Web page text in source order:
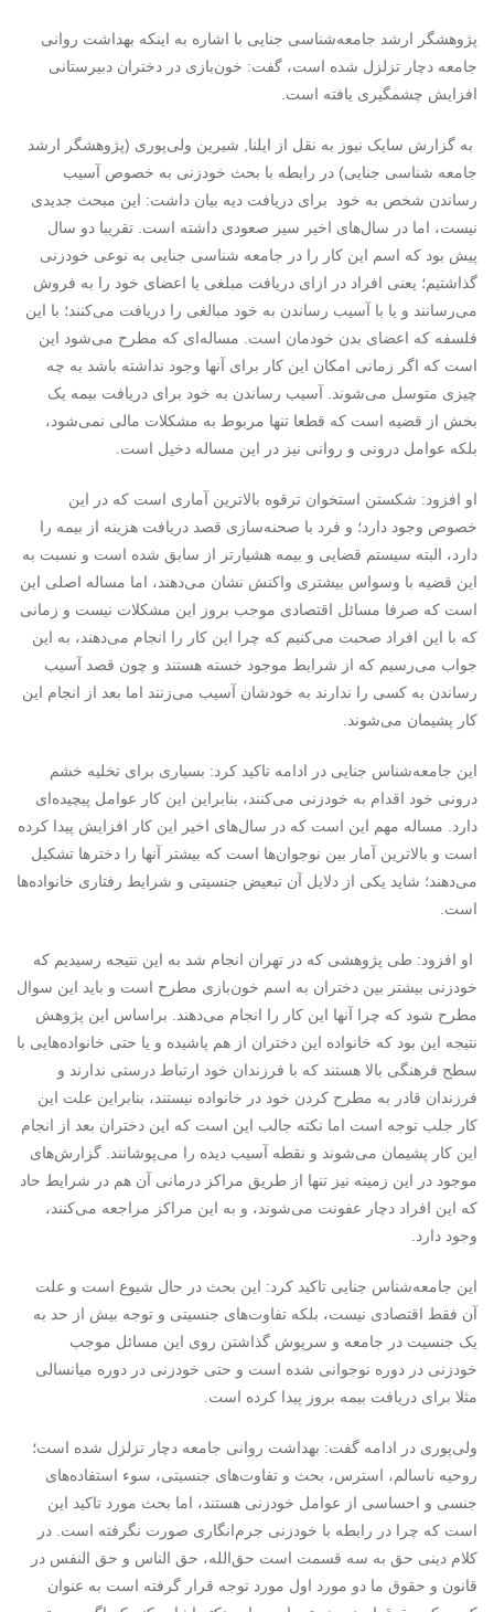
پژوهشگر ارشد جامعه‌شناسی جنایی با اشاره به اینکه بهداشت روانی
جامعه دچار تزلزل شده است، گفت: خون‌بازی در دختران دبیرستانی
افزایش چشمگیری یافته است.
به گزارش سایک نیوز به نقل از ایلنا, شیرین ولی‌پوری (پژوهشگر ارشد
جامعه شناسی جنایی) در رابطه با بحث خودزنی به خصوص آسیب
رساندن شخص به خود برای دریافت دیه بیان داشت: این مبحث جدیدی
نیست، اما در سال‌های اخیر سیر صعودی داشته است. تقریبا دو سال
پیش بود که اسم این کار را در جامعه شناسی جنایی به نوعی خودزنی
گذاشتیم؛ یعنی افراد در ازای دریافت مبلغی یا اعضای خود را به فروش
می‌رسانند و یا با آسیب رساندن به خود مبالغی را دریافت می‌کنند؛ با این
فلسفه که اعضای بدن خودمان است. مساله‌ای که مطرح می‌شود این
است که اگر زمانی امکان این کار برای آنها وجود نداشته باشد به چه
چیزی متوسل می‌شوند. آسیب رساندن به خود برای دریافت بیمه یک
بخش از قضیه است که قطعا تنها مربوط به مشکلات مالی نمی‌شود،
بلکه عوامل درونی و روانی نیز در این مساله دخیل است.
او افزود: شکستن استخوان ترقوه بالاترین آماری است که در این
خصوص وجود دارد؛ و فرد با صحنه‌سازی قصد دریافت هزینه از بیمه را
دارد، البته سیستم قضایی و بیمه هشیارتر از سابق شده است و نسبت به
این قضیه با وسواس بیشتری واکنش نشان می‌دهند، اما مساله اصلی این
است که صرفا مسائل اقتصادی موجب بروز این مشکلات نیست و زمانی
که با این افراد صحبت می‌کنیم که چرا این کار را انجام می‌دهند، به این
جواب می‌رسیم که از شرایط موجود خسته هستند و چون قصد آسیب
رساندن به کسی را ندارند به خودشان آسیب می‌زنند اما بعد از انجام این
کار پشیمان می‌شوند.
این جامعه‌شناس جنایی در ادامه تاکید کرد: بسیاری برای تخلیه خشم
درونی خود اقدام به خودزنی می‌کنند، بنابراین این کار عوامل پیچیده‌‌ای
دارد. مساله مهم این است که در سال‌های اخیر این کار افزایش پیدا کرده
است و بالاترین آمار بین نوجوان‌ها است که بیشتر آنها را دخترها تشکیل
می‌دهند؛ شاید یکی از دلایل آن تبعیض جنسیتی و شرایط رفتاری خانواده‌ها
است.
او افزود: طی پژوهشی که در تهران انجام شد به این نتیجه رسیدیم که
خودزنی بیشتر بین دختران به اسم خون‌بازی مطرح است و باید این سوال
مطرح شود که چرا آنها این کار را انجام می‌دهند. براساس این پژوهش
نتیجه این بود که خانواده این دختران از هم پاشیده و یا حتی خانواده‌هایی با
سطح فرهنگی بالا هستند که با فرزندان خود ارتباط درستی ندارند و
فرزندان قادر به مطرح کردن خود در خانواده نیستند، بنابراین علت این
کار جلب توجه است اما نکته جالب این است که این دختران بعد از انجام
این کار پشیمان می‌شوند و نقطه آسیب دیده را می‌پوشانند. گزارش‌های
موجود در این زمینه نیز تنها از طریق مراکز درمانی آن هم در شرایط حاد
که این افراد دچار عفونت می‌شوند، و به این مراکز مراجعه می‌کنند،
وجود دارد.
این جامعه‌شناس جنایی تاکید کرد: این بحث در حال شیوع است و علت
آن فقط اقتصادی نیست، بلکه تفاوت‌های جنسیتی و توجه بیش از حد به
یک جنسیت در جامعه و سرپوش گذاشتن روی این مسائل موجب
خودزنی در دوره نوجوانی شده است و حتی خودزنی در دوره میانسالی
مثلا برای دریافت بیمه بروز پیدا کرده است.
ولی‌پوری در ادامه گفت: بهداشت روانی جامعه دچار تزلزل شده است؛
روحیه ناسالم، استرس، بحث و تفاوت‌های جنسیتی، سوء استفاده‌های
جنسی و احساسی از عوامل خودزنی هستند، اما بحث مورد تاکید این
است که چرا در رابطه با خودزنی جرم‌انگاری صورت نگرفته است. در
کلام دینی حق به سه قسمت است حق‌الله، حق الناس و حق النفس در
قانون و حقوق ما دو مورد اول مورد توجه قرار گرفته است به عنوان